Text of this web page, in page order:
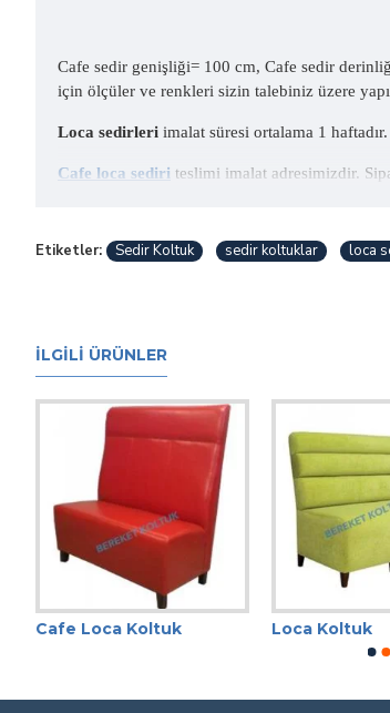
Cafe sedir genişliği= 100 cm, Cafe sedir
için ölçüler ve renkleri sizin talebiniz üzere
Loca sedirleri imalat süresi ortalama 1
Cafe loca sediri teslimi imalat adresimizdir.
Etiketler: Sedir Koltuk sedir koltuklar loca
İLGILI ÜRÜNLER
Cafe Loca Koltuk Loca Koltuk